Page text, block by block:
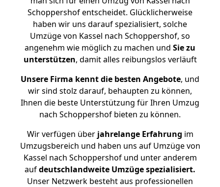
Schoppershof entscheidet. Glücklicherweise
haben wir uns darauf spezialisiert, solche
Umzüge von Kassel nach Schoppershof, so
angenehm wie möglich zu machen und Sie zu
unterstützen, damit alles reibungslos verläuft
Unsere Firma kennt die besten Angebote, und
wir sind stolz darauf, behaupten zu können,
Ihnen die beste Unterstützung für Ihren Umzug
nach Schoppershof bieten zu können.
Wir verfügen überjahrelange Erfahrung im
Umzugsbereich und haben uns auf Umzüge von
Kassel nach Schoppershof und unter anderem
aufdeutschlandweite Umzüge spezialisiert.
Unser Netzwerk besteht aus professionellen